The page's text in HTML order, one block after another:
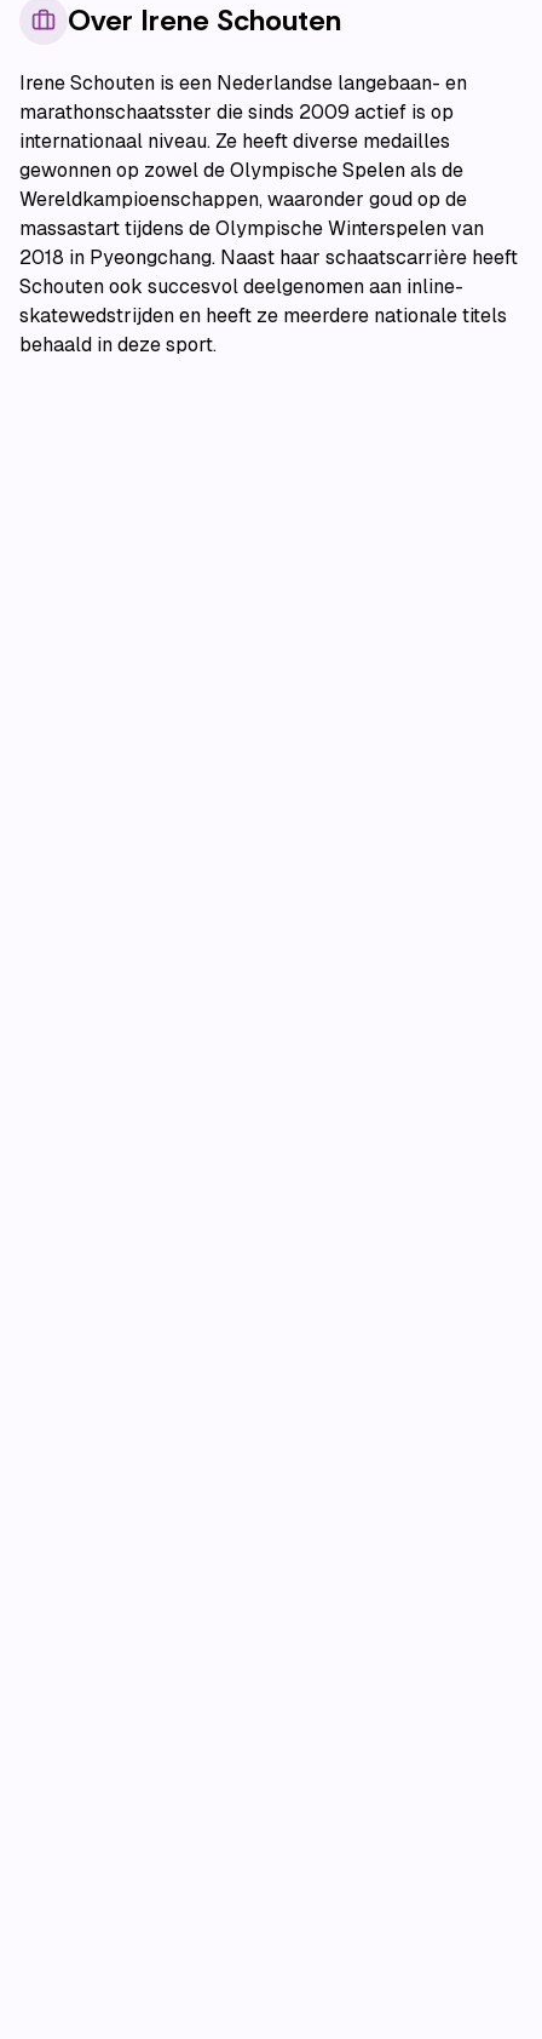
Over Irene Schouten
Irene Schouten is een Nederlandse langebaan- en
marathonschaatsster die sinds 2009 actief is op
internationaal niveau. Ze heeft diverse medailles
gewonnen op zowel de Olympische Spelen als de
Wereldkampioenschappen, waaronder goud op de
massastart tijdens de Olympische Winterspelen van
2018 in Pyeongchang. Naast haar schaatscarrière heeft
Schouten ook succesvol deelgenomen aan inline-
skatewedstrijden en heeft ze meerdere nationale titels
behaald in deze sport.